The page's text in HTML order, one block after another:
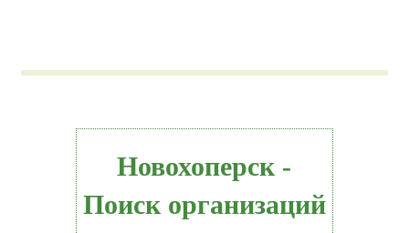
Новохоперск -
Поиск организаций